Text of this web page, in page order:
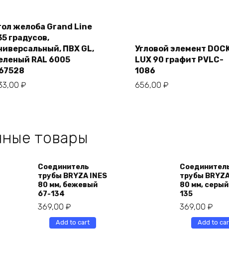
to
cart
желоба Grand Line
градусов,
ПВХ GL,
RAL 6005
₽
cart
Угловой элемент
LUX 90 графит PVLC-
1086
656,00 ₽
товары
Соединитель
трубы BRYZA INES
80 мм, бежевый
67-134
369,00 ₽
Add to cart
трубы
80 мм,
135
369,00 ₽
Add to